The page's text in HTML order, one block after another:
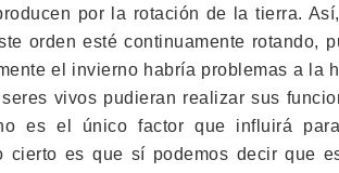
por la rotación de la tierra.
orden esté continuamente rotando,
el invierno habría problemas a la
vivos pudieran realizar sus
es el único factor que influirá
cierto es que sí podemos decir que